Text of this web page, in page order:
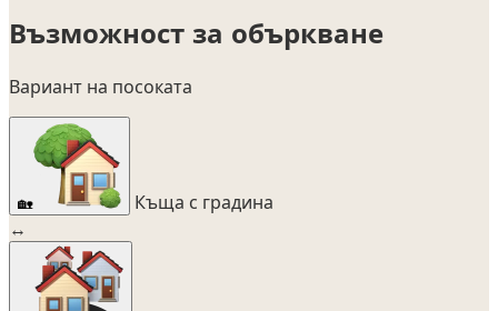
Възможност за объркване
Вариант на посоката
🏡
Къща с градина
↔